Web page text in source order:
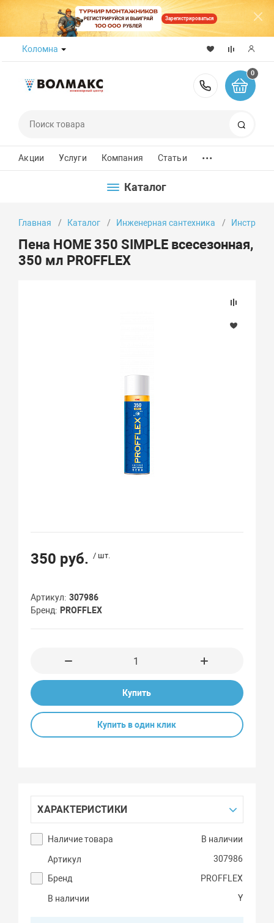
Зарегистрироваться
Коломна
8 (800)
0
Акции Услуги Компания Статьи ...
Каталог
Главная Каталог Инженерная сантехника
Пена HOME 350 SIMPLE всесезонная,
350 мл PROFFLEX
350 руб. / шт.
Артикул 307986
Бренд
PROFFLEX
Купить
Купить в один клик
ХАРАКТЕРИСТИКИ
Наличие товара В наличии
Артикул
307986
Бренд
PROFFLEX
В наличии Y